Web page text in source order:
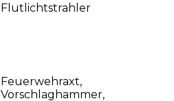
Flutlichtstrahler
Feuerwehraxt,
Vorschlaghammer,